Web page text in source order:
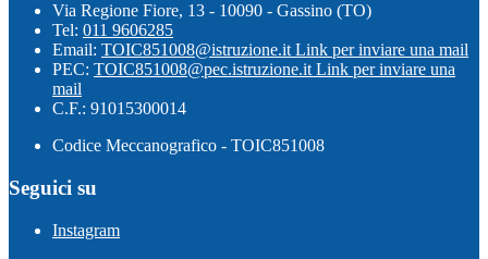
Via Regione Fiore, 13 - 10090 - Gassino (TO)
Tel: 011 9606285
Email: TOIC851008@istruzione.it Link per inviare una mail
PEC: TOIC851008@pec.istruzione.it Link per inviare una
mail
C.F.: 91015300014
Codice Meccanografico - TOIC851008
Seguici su
Instagram